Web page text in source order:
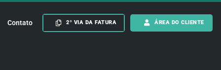
Contato 2º VIA DA FATURA ÁREA DO CLIENTE